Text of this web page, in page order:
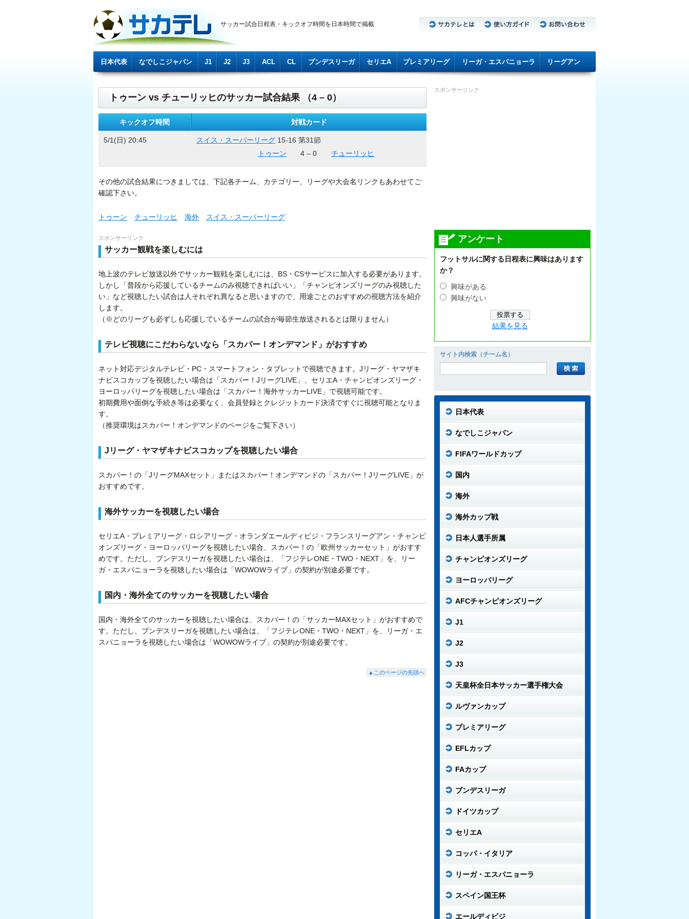
サッカー試合日程表・キックオフ時間を日本時間で掲載
日本代表 なでしこジャパン J1 J2 J3 ACL CL ブンデスリーガ セリエA プレミアリーグ リーガ・エスパニョーラ リーグアン
トゥーン vs チューリッヒのサッカー試合結果 （4 – 0）
キックオフ時間 対戦カード
5/1(日) 20:45 スイス・スーパーリーグ 15-16 第31節
トゥーン
4 – 0 チューリッヒ
その他の試合結果につきましては、下記各チーム、カテゴリー、リーグや大会名リンクもあわせてご
確認下さい。
トゥーン チューリッヒ 海外 スイス・スーパーリーグ
スポンサーリンク
サッカー観戦を楽しむには
地上波のテレビ放送以外でサッカー観戦を楽しむには、BS・CSサービスに加入する必要があります。
しかし「普段から応援しているチームのみ視聴できればいい」「チャンピオンズリーグのみ視聴した
い」など視聴したい試合は人それぞれ異なると思いますので、用途ごとのおすすめの視聴方法を紹介
します。
（※どのリーグも必ずしも応援しているチームの試合が毎節生放送されるとは限りません）
テレビ視聴にこだわらないなら「スカパー！オンデマンド」がおすすめ
ネット対応デジタルテレビ・PC・スマートフォン・タブレットで視聴できます。Jリーグ・ヤマザキ
ナビスコカップを視聴したい場合は「スカパー！JリーグLIVE」、セリエA・チャンピオンズリーグ・
ヨーロッパリーグを視聴したい場合は「スカパー！海外サッカーLIVE」で視聴可能です。
初期費用や面倒な手続き等は必要なく、会員登録とクレジットカード決済ですぐに視聴可能となりま
す。
（推奨環境はスカパー！オンデマンドのページをご覧下さい）
Jリーグ・ヤマザキナビスコカップを視聴したい場合
スカパー！の「JリーグMAXセット」またはスカパー！オンデマンドの「スカパー！JリーグLIVE」が
おすすめです。
海外サッカーを視聴したい場合
セリエA・プレミアリーグ・ロシアリーグ・オランダエールディビジ・フランスリーグアン・チャンピ
オンズリーグ・ヨーロッパリーグを視聴したい場合、スカパー！の「欧州サッカーセット」がおすす
めです。ただし、ブンデスリーガを視聴したい場合は、「フジテレONE・TWO・NEXT」を、リー
ガ・エスパニョーラを視聴したい場合は「WOWOWライブ」の契約が別途必要です。
国内・海外全てのサッカーを視聴したい場合
国内・海外全てのサッカーを視聴したい場合は、スカパー！の「サッカーMAXセット」がおすすめで
す。ただし、ブンデスリーガを視聴したい場合は、「フジテレONE・TWO・NEXT」を、リーガ・エ
スパニョーラを視聴したい場合は「WOWOWライブ」の契約が別途必要です。
▲このページの先頭へ
スポンサーリンク
アンケート
フットサルに関する日程表に興味はあります
か？
興味がある
興味がない
結果を見る
サイト内検索（チーム名）
日本代表
なでしこジャパン
FIFAワールドカップ
国内
海外
海外カップ戦
日本人選手所属
チャンピオンズリーグ
ヨーロッパリーグ
AFCチャンピオンズリーグ
J1
J2
J3
天皇杯全日本サッカー選手権大会
ルヴァンカップ
プレミアリーグ
EFLカップ
FAカップ
ブンデスリーガ
ドイツカップ
セリエA
コッパ・イタリア
リーガ・エスパニョーラ
スペイン国王杯
エールディビジ